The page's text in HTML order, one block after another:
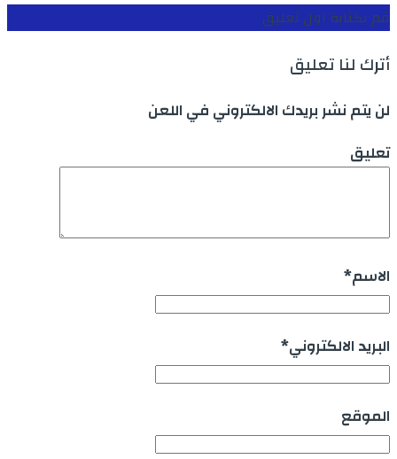
قم بكتابة اول تعليق
أترك لنا تعليق
لن يتم نشر بريدك الالكتروني في اللعن
تعليق
الاسم*
البريد الالكتروني*
الموقع